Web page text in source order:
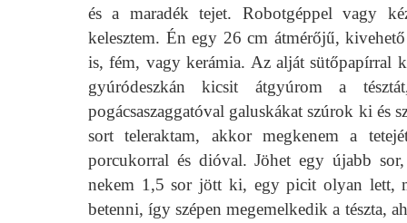
és a maradék tejet. Robotgéppel vagy
kelesztem. Én egy 26 cm átmérőjű,
is, fém, vagy kerámia. Az alját sütőpapírral
gyúródeszkán kicsit átgyúrom a
pogácsaszaggatóval galuskákat szúrok ki és
sort teleraktam, akkor megkenem a
porcukorral és dióval. Jöhet egy újabb
nekem 1,5 sor jött ki, egy picit olyan lett,
betenni, így szépen megemelkedik a tészta,